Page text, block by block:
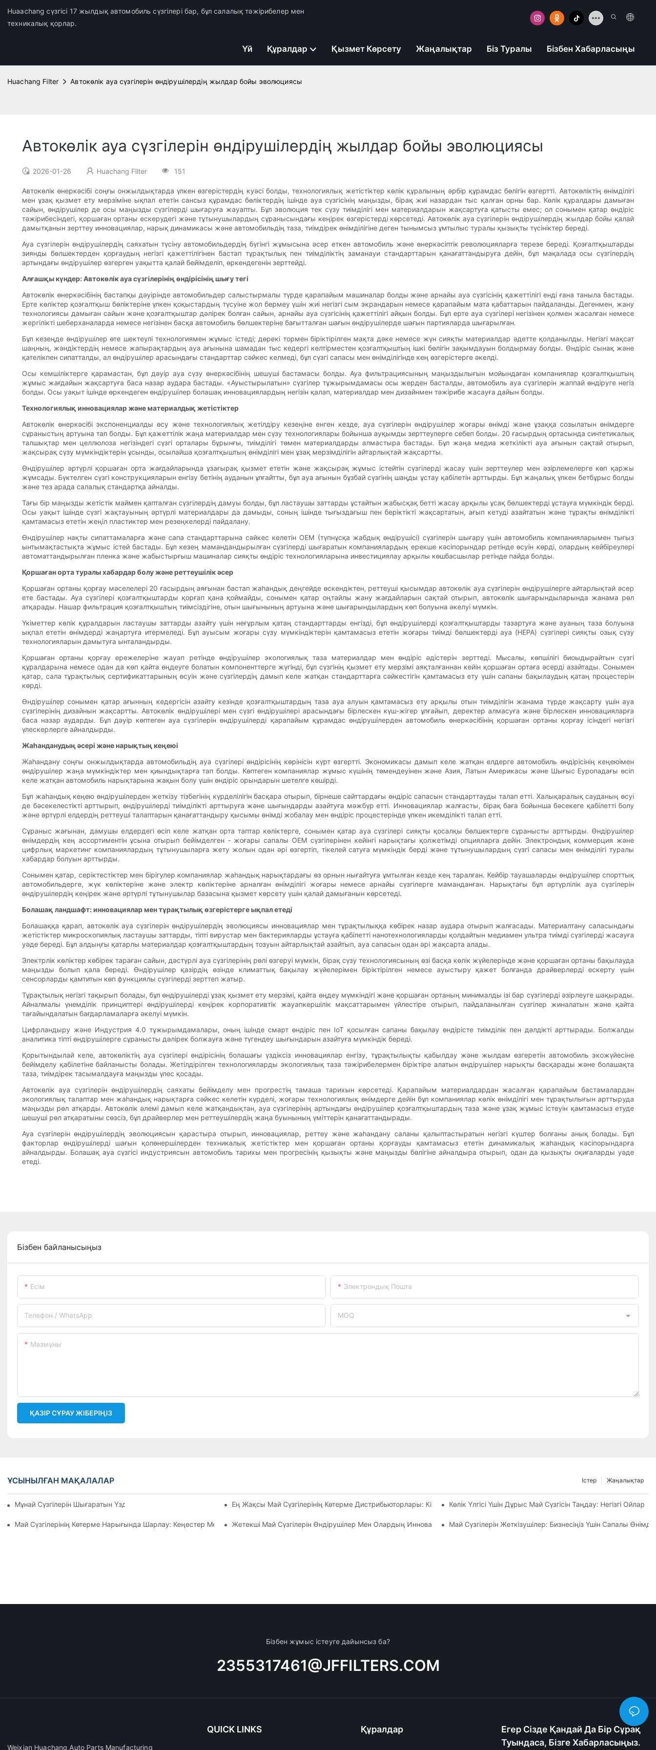
Huaachang сүзгісі 17 жылдық автомобиль сүзгілері бар, бұл салалық тәжірибелер мен
техникалық қорлар.
Үй Құралдар Қызмет Көрсету Жаңалықтар Біз Туралы Бізбен Хабарласыңы
Huachang Filter Автокөлік ауа сүзгілерін өндірушілердің жылдар бойы эволюциясы
Автокөлік ауа сүзгілерін өндірушілердің жылдар бойы эволюциясы
2026-01-26 Huachang Filter 151
Автокөлік өнеркәсібі соңғы онжылдықтарда үлкен өзгерістердің куәсі болды, технологиялық жетістіктер көлік құралының әрбір құрамдас бөлігін өзгертті. Автокөліктің өнімділігі
мен ұзақ қызмет ету мерзіміне ықпал ететін сансыз құрамдас бөліктердің ішінде ауа сүзгісінің маңызды, бірақ жиі назардан тыс қалған орны бар. Көлік құралдары дамыған
сайын, өндірушілер де осы маңызды сүзгілерді шығаруға жауапты. Бұл эволюция тек сүзу тиімділігі мен материалдарын жақсартуға қатысты емес; ол сонымен қатар өндіріс
тәжірибесіндегі, қоршаған ортаны ескерудегі және тұтынушылардың сұранысындағы кеңірек өзгерістерді көрсетеді. Автокөлік ауа сүзгілерін өндірушілердің жылдар бойы қалай
дамытқанын зерттеу инновациялар, нарық динамикасы және автомобильдің таза, тиімдірек өнімділігіне деген тынымсыз ұмтылыс туралы қызықты түсініктер береді.
Ауа сүзгілерін өндірушілердің саяхатын түсіну автомобильдердің бүгінгі жұмысына әсер еткен автомобиль және өнеркәсіптік революцияларға терезе береді. Қозғалтқыштарды
зиянды бөлшектерден қорғаудың негізгі қажеттілігінен бастап тұрақтылық пен тиімділіктің заманауи стандарттарын қанағаттандыруға дейін, бұл мақалада осы сүзгілердің
артындағы өндірушілер өзгерген уақытта қалай бейімделіп, өркендегенін зерттейді.
Алғашқы күндер: Автокөлік ауа сүзгілерінің өндірісінің шығу тегі
Автокөлік өнеркәсібінің бастапқы дәуірінде автомобильдер салыстырмалы түрде қарапайым машиналар болды және арнайы ауа сүзгісінің қажеттілігі енді ғана таныла бастады.
Ерте көліктер қозғалтқыш бөліктеріне үлкен қоқыстардың түсуіне жол бермеу үшін жиі негізгі сым экрандарын немесе қарапайым мата қабаттарын пайдаланды. Дегенмен, жану
технологиясы дамыған сайын және қозғалтқыштар дәлірек болған сайын, арнайы ауа сүзгісінің қажеттілігі айқын болды. Бұл ерте ауа сүзгілері негізінен қолмен жасалған немесе
жергілікті шеберханаларда немесе негізінен басқа автомобиль бөлшектеріне бағытталған шағын өндірушілерде шағын партияларда шығарылған.
Бұл кезеңде өндірушілер өте шектеулі технологиямен жұмыс істеді; дөрекі тормен біріктірілген мақта дәке немесе жүн сияқты материалдар әдетте қолданылды. Негізгі мақсат
шаңның, жәндіктердің немесе жапырақтардың ауа ағынына шамадан тыс кедергі келтірместен қозғалтқыштың ішкі бөлігін зақымдауын болдырмау болды. Өндіріс сынақ және
қателікпен сипатталды, ал өндірушілер арасындағы стандарттар сәйкес келмеді, бұл сүзгі сапасы мен өнімділігінде кең өзгерістерге әкелді.
Осы кемшіліктерге қарамастан, бұл дәуір ауа сүзу өнеркәсібінің шешуші бастамасы болды. Ауа фильтрациясының маңыздылығын мойындаған компаниялар қозғалтқыштың
жұмыс жағдайын жақсартуға баса назар аудара бастады. «Ауыстырылатын» сүзгілер тұжырымдамасы осы жерден басталды, автомобиль ауа сүзгілерін жаппай өндіруге негіз
болды. Осы уақыт ішінде өркендеген өндірушілер болашақ инновациялардың негізін қалап, материалдар мен дизайнмен тәжірибе жасауға дайын болды.
Технологиялық инновациялар және материалдық жетістіктер
Автокөлік өнеркәсібі экспоненциалды өсу және технологиялық жетілдіру кезеңіне енген кезде, ауа сүзгілерін өндірушілер жоғары өнімді және ұзаққа созылатын өнімдерге
сұраныстың артуына тап болды. Бұл қажеттілік жаңа материалдар мен сүзу технологиялары бойынша ауқымды зерттеулерге себеп болды. 20 ғасырдың ортасында синтетикалық
талшықтар мен целлюлоза негізіндегі сүзгі орталары бұрынғы, тиімділігі төмен материалдарды алмастыра бастады. Бұл жаңа медиа жеткілікті ауа ағынын сақтай отырып,
жақсырақ сүзу мүмкіндіктерін ұсынды, осылайша қозғалтқыштың өнімділігі мен ұзақ мерзімділігін айтарлықтай жақсартты.
Өндірушілер әртүрлі қоршаған орта жағдайларында ұзағырақ қызмет ететін және жақсырақ жұмыс істейтін сүзгілерді жасау үшін зерттеулер мен әзірлемелерге көп қаржы
жұмсады. Бүктелген сүзгі конструкцияларын енгізу бетінің ауданын ұлғайтты, бұл ауа ағынын бұзбай сүзгінің шаңды ұстау қабілетін арттырды. Бұл жаңалық үлкен бетбұрыс болды
және тез арада салалық стандартқа айналды.
Тағы бір маңызды жетістік маймен қапталған сүзгілердің дамуы болды, бұл ластаушы заттарды ұстайтын жабысқақ бетті жасау арқылы ұсақ бөлшектерді ұстауға мүмкіндік берді.
Осы уақыт ішінде сүзгі жақтауының әртүрлі материалдары да дамыды, соның ішінде тығыздағыш пен беріктікті жақсартатын, ағып кетуді азайтатын және тұрақты өнімділікті
қамтамасыз ететін жеңіл пластиктер мен резеңкелерді пайдалану.
Өндірушілер нақты сипаттамаларға және сапа стандарттарына сәйкес келетін OEM (түпнұсқа жабдық өндірушісі) сүзгілерін шығару үшін автомобиль компанияларымен тығыз
ынтымақтастықта жұмыс істей бастады. Бұл кезең мамандандырылған сүзгілерді шығаратын компаниялардың ерекше кәсіпорындар ретінде өсуін көрді, олардың кейбіреулері
автоматтандырылған пленка және жабыстырғыш машиналар сияқты өндіріс технологияларына инвестициялау арқылы көшбасшылар ретінде пайда болды.
Қоршаған орта туралы хабардар болу және реттеушілік әсер
Қоршаған ортаны қорғау мәселелері 20 ғасырдың аяғынан бастап жаһандық деңгейде өскендіктен, реттеуші қысымдар автокөлік ауа сүзгілерін өндірушілерге айтарлықтай әсер
ете бастады. Ауа сүзгілері қозғалтқыштарды қорғап қана қоймайды, сонымен қатар оңтайлы жану жағдайларын сақтай отырып, автокөлік шығарындыларында жанама рөл
атқарады. Нашар фильтрация қозғалтқыштың тиімсіздігіне, отын шығынының артуына және шығарындылардың көп болуына әкелуі мүмкін.
Үкіметтер көлік құралдарын ластаушы заттарды азайту үшін неғұрлым қатаң стандарттарды енгізді, бұл өндірушілерді қозғалтқыштарды тазартуға және ауаның таза болуына
ықпал ететін өнімдерді жаңартуға итермеледі. Бұл ауысым жоғары сүзу мүмкіндіктерін қамтамасыз ететін жоғары тиімді бөлшектерді ауа (HEPA) сүзгілері сияқты озық сүзу
технологияларын дамытуға ынталандырды.
Қоршаған ортаны қорғау ережелеріне жауап ретінде өндірушілер экологиялық таза материалдар мен өндіріс әдістерін зерттеді. Мысалы, көпшілігі биоыдырайтын сүзгі
құралдарына немесе одан да көп қайта өңдеуге болатын компоненттерге жүгінді, бұл сүзгінің қызмет ету мерзімі аяқталғаннан кейін қоршаған ортаға әсерді азайтады. Сонымен
қатар, сала тұрақтылық сертификаттарының өсуін және сүзгілердің дамып келе жатқан стандарттарға сәйкестігін қамтамасыз ету үшін сапаны бақылаудың қатаң процестерін
көрді.
Өндірушілер сонымен қатар ағынның кедергісін азайту кезінде қозғалтқыштардың таза ауа алуын қамтамасыз ету арқылы отын тиімділігін жанама түрде жақсарту үшін ауа
сүзгілерінің дизайнын жақсартты. Автокөлік өндірушілері мен сүзгі өндірушілері арасындағы бірлескен күш-жігер ұлғайып, деректер алмасуға және бірлескен инновацияларға
баса назар аударды. Бұл дәуір көптеген ауа сүзгілерін өндірушілерді қарапайым құрамдас өндірушілерден автомобиль өнеркәсібінің қоршаған ортаны қорғау ісіндегі негізгі
үлескерлерге айналдырды.
Жаһанданудың әсері және нарықтың кеңеюі
Жаһандану соңғы онжылдықтарда автомобильдің ауа сүзгілері өндірісінің көрінісін күрт өзгертті. Экономикасы дамып келе жатқан елдерге автомобиль өндірісінің кеңеюімен
өндірушілер жаңа мүмкіндіктер мен қиындықтарға тап болды. Көптеген компаниялар жұмыс күшінің төмендеуінен және Азия, Латын Америкасы және Шығыс Еуропадағы өсіп
келе жатқан автомобиль нарықтарына жақын болу үшін өндіріс орындарын шетелге көшірді.
Бұл жаһандық кеңею өндірушілерден жеткізу тізбегінің күрделілігін басқара отырып, бірнеше сайттардағы өндіріс сапасын стандарттауды талап етті. Халықаралық сауданың өсуі
де бәсекелестікті арттырып, өндірушілерді тиімділікті арттыруға және шығындарды азайтуға мәжбүр етті. Инновациялар жалғасты, бірақ баға бойынша бәсекеге қабілетті болу
және әртүрлі елдердің реттеуші талаптарын қанағаттандыру қысымы өнімді жобалау мен өндіріс процестерінде үлкен икемділікті талап етті.
Сұраныс жағынан, дамушы елдердегі өсіп келе жатқан орта таптар көліктерге, сонымен қатар ауа сүзгілері сияқты қосалқы бөлшектерге сұранысты арттырды. Өндірушілер
өнімдердің кең ассортиментін ұсына отырып бейімделген - жоғары сапалы OEM сүзгілерінен кейінгі нарықтағы қолжетімді опцияларға дейін. Электрондық коммерция және
цифрлық маркетинг компаниялардың тұтынушыларға жету жолын одан әрі өзгертіп, тікелей сатуға мүмкіндік берді және тұтынушылардың сүзгі сапасы мен өнімділігі туралы
хабардар болуын арттырды.
Сонымен қатар, серіктестіктер мен бірігулер компаниялар жаһандық нарықтардағы өз орнын нығайтуға ұмтылған кезде кең таралған. Кейбір тауашаларды өндірушілер спорттық
автомобильдерге, жүк көліктеріне және электр көліктеріне арналған өнімділігі жоғары немесе арнайы сүзгілерге маманданған. Нарықтағы бұл әртүрлілік ауа сүзгілерін
өндірушілердің кеңірек және әртүрлі тұтынушылар базасына қызмет көрсету үшін қалай дамығанын көрсетеді.
Болашақ ландшафт: инновациялар мен тұрақтылық өзгерістерге ықпал етеді
Болашаққа қарап, автокөлік ауа сүзгілерін өндірушілердің эволюциясы инновациялар мен тұрақтылыққа көбірек назар аудара отырып жалғасады. Материалтану саласындағы
жетістіктер микроскопиялық ластаушы заттарды, тіпті вирустар мен бактерияларды ұстауға қабілетті нанотехнологияларды қолдайтын медиамен ультра тиімді сүзгілерді жасауға
уәде береді. Бұл алдыңғы қатарлы материалдар қозғалтқыштардың тозуын айтарлықтай азайтып, ауа сапасын одан әрі жақсарта алады.
Электрлік көліктер көбірек тараған сайын, дәстүрлі ауа сүзгілерінің рөлі өзгеруі мүмкін, бірақ сүзу технологиясының өзі басқа көлік жүйелерінде және қоршаған ортаны бақылауда
маңызды болып қала береді. Өндірушілер қазірдің өзінде климаттық бақылау жүйелерімен біріктірілген немесе ауыстыру қажет болғанда драйверлерді ескерту үшін
сенсорларды қамтитын көп функциялы сүзгілерді зерттеп жатыр.
Тұрақтылық негізгі тақырып болады, бұл өндірушілерді ұзақ қызмет ету мерзімі, қайта өңдеу мүмкіндігі және қоршаған ортаның минималды ізі бар сүзгілерді әзірлеуге шақырады.
Айналмалы үнемділік принциптері өндірушілерді кеңірек корпоративтік жауапкершілік мақсаттарымен үйлестіре отырып, пайдаланылған сүзгілер жиналатын және қайта
тағайындалатын бағдарламаларға әкелуі мүмкін.
Цифрландыру және Индустрия 4.0 тұжырымдамалары, оның ішінде смарт өндіріс пен IoT қосылған сапаны бақылау өндірісте тиімділік пен дәлдікті арттырады. Болжалды
аналитика тіпті өндірушілерге сұранысты дәлірек болжауға және түгендеу шығындарын азайтуға мүмкіндік береді.
Қорытындылай келе, автокөліктің ауа сүзгілері өндірісінің болашағы үздіксіз инновациялар енгізу, тұрақтылықты қабылдау және жылдам өзгеретін автомобиль экожүйесіне
бейімделу қабілетіне байланысты болады. Жетілдірілген технологияларды экологиялық таза тәжірибелермен біріктіре алатын өндірушілер нарықты басқарады және болашақта
таза, тиімдірек тасымалдауға маңызды үлес қосады.
Автокөлік ауа сүзгілерін өндірушілердің саяхаты бейімделу мен прогрестің тамаша тарихын көрсетеді. Қарапайым материалдардан жасалған қарапайым бастамалардан
экологиялық талаптар мен жаһандық нарықтарға сәйкес келетін күрделі, жоғары технологиялық өнімдерге дейін бұл компаниялар көлік өнімділігі мен тұрақтылығын арттыруда
маңызды рөл атқарды. Автокөлік әлемі дамып келе жатқандықтан, ауа сүзгілерінің артындағы өндірушілер қозғалтқыштардың таза және ұзақ жұмыс істеуін қамтамасыз етуде
шешуші рөл атқаратыны сөзсіз, бұл драйверлер мен реттеушілердің жаңа буынының үміттерін қанағаттандырады.
Ауа сүзгілерін өндірушілердің эволюциясын қарастыра отырып, инновациялар, реттеу және жаһандану саланы қалыптастыратын негізгі күштер болғаны анық болады. Бұл
факторлар өндірушілерді шағын қолөнершілерден техникалық жетістіктер мен қоршаған ортаны қорғауды қамтамасыз ететін динамикалық жаһандық кәсіпорындарға
айналдырды. Болашақ ауа сүзгісі индустриясын автомобиль тарихы мен прогресінің қызықты және маңызды бөлігіне айналдыра отырып, одан да қызықты оқиғаларды уәде
етеді.
Бізбен байланысыңыз
Есім Электрондық Пошта
Телефон / WhatsApp MOQ
Мазмұны
ҚАЗІР СҰРАУ ЖІБЕРІҢІЗ
ҰСЫНЫЛҒАН МАҚАЛАЛАР Жаңалықтар
Істер
Мұнай Сүзгілерін Шығаратын Үздік Компаниялар: Жан-Жақты ШолуЕң Жақсы Май Сүзгілерінің Көтерме Дистрибьюторлары: Кімге Сену Керек?Көлік Үлгісі Үшін Дұрыс Май Сүзгісін Таңдау: Негізгі Ойлар
Май Сүзгілерінің Көтерме Нарығында Шарлау: Кеңестер Мен АмалдарЖетекші Май Сүзгілерін Өндірушілер Мен Олардың Инновацияларына Назар АударуМай Сүзгілерін Жеткізушілер: Бизнесіңіз Үшін Сапалы
Бізбен жұмыс істеуге дайынсыз ба?
2355317461@JFFILTERS.COM
Weixian Huachang Auto Parts Manufacturing
QUICK LINKS Құралдар
Егер Сізде Қандай Да Бір Сұрақ
Туындаса, Бізге Хабарласыңыз.